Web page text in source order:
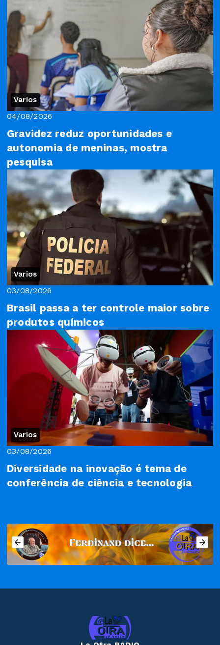
Varios
04/08/2026
Gravidez reduz oportunidades e
autonomia de meninas, mostra
pesquisa
Varios
03/08/2026
Brasil passa a ter controle maior sobre
produtos químicos
Varios
03/08/2026
Diversidade na inovação é tema de
conferência de ciência e tecnologia